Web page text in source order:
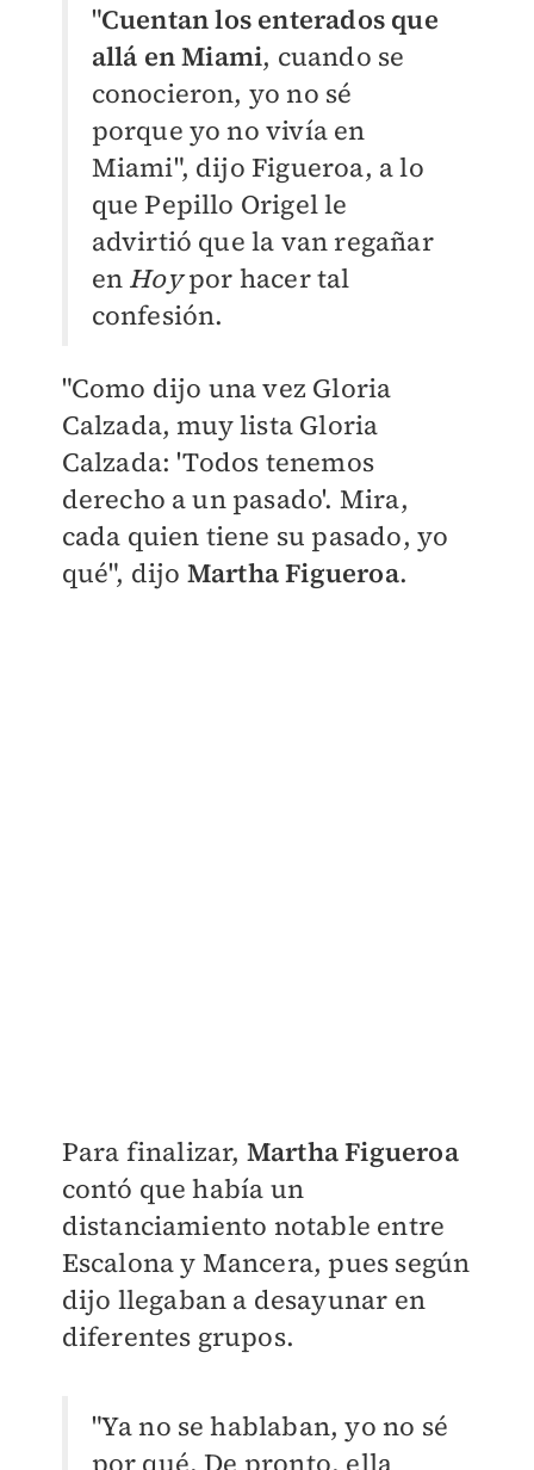
"Cuentan los enterados que
allá en Miami, cuando se
conocieron, yo no sé
porque yo no vivía en
Miami", dijo Figueroa, a lo
que Pepillo Origel le
advirtió que la van regañar
en Hoypor hacer tal
confesión.
"Como dijo una vez Gloria
Calzada, muy lista Gloria
Calzada: 'Todos tenemos
derecho a un pasado'. Mira,
cada quien tiene su pasado, yo
qué", dijo Martha Figueroa.
Para finalizar, Martha Figueroa
contó que había un
distanciamiento notable entre
Escalona y Mancera, pues según
dijo llegaban a desayunar en
diferentes grupos.
"Ya no se hablaban, yo no sé